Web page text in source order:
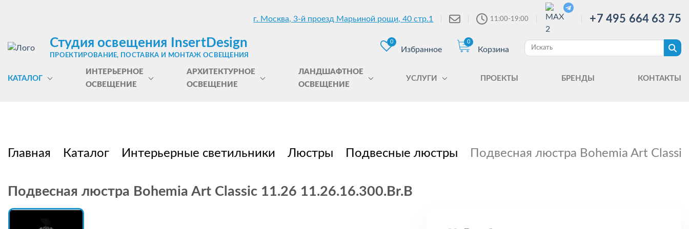
г. Москва, 3-й проезд Марьиной рощи, 40 стр.1 11:00-19:00 +7 495 664 63 75
Студия освещения InsertDesign
ПРОЕКТИРОВАНИЕ, ПОСТАВКА И МОНТАЖ ОСВЕЩЕНИЯ
0
Избранное
0
Корзина
КАТАЛОГ
ИНТЕРЬЕРНОЕ
ОСВЕЩЕНИЕ
АРХИТЕКТУРНОЕ
ОСВЕЩЕНИЕ
ЛАНДШАФТНОЕ
ОСВЕЩЕНИЕ
УСЛУГИ ПРОЕКТЫ БРЕНДЫ КОНТАКТЫ
Главная Каталог Интерьерные светильники Люстры Подвесные люстры Подвесная люстра Bohemia Art
Подвесная люстра Bohemia Art Classic 11.26 11.26.16.300.Br.B